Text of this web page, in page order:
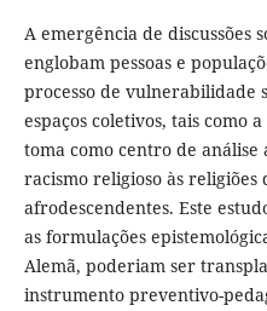
A emergência de discussões
englobam pessoas e
processo de vulnerabilidade
espaços coletivos, tais como
toma como centro de
racismo religioso às religiões
afrodescendentes. Este
as formulações
Alemã, poderiam ser
instrumento preventivo-